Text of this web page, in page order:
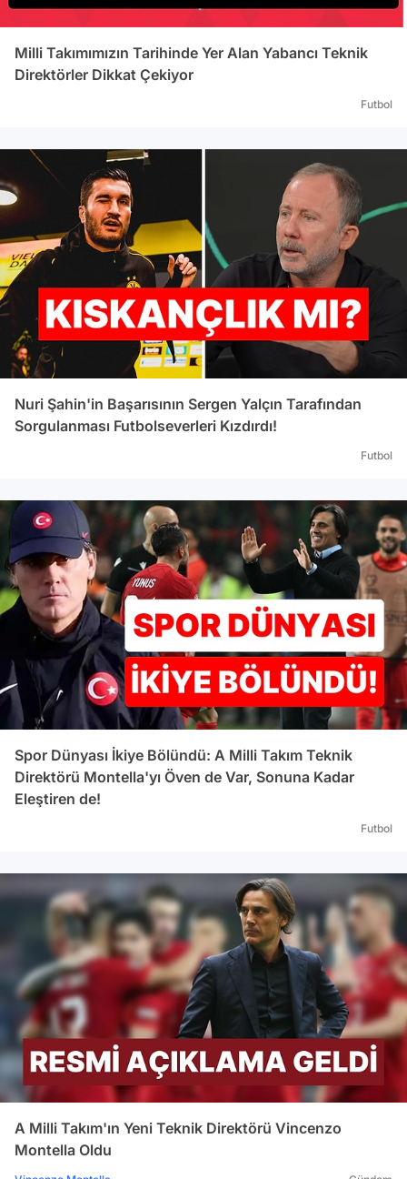
Milli Takımımızın Tarihinde Yer Alan Yabancı Teknik
Direktörler Dikkat Çekiyor
Futbol
Nuri Şahin'in Başarısının Sergen Yalçın Tarafından
Sorgulanması Futbolseverleri Kızdırdı!
Futbol
Spor Dünyası İkiye Bölündü: A Milli Takım Teknik
Direktörü Montella'yı Öven de Var, Sonuna Kadar
Eleştiren de!
Futbol
A Milli Takım'ın Yeni Teknik Direktörü Vincenzo
Montella Oldu